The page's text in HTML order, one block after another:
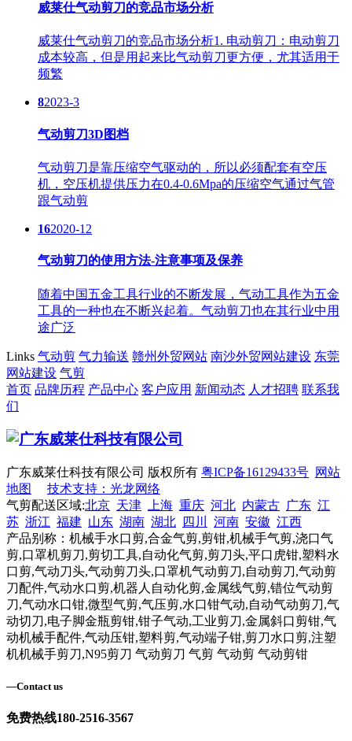
威莱仕气动剪刀的竞品市场分析
威莱仕气动剪刀的竞品市场分析1. 电动剪刀：电动剪刀
成本较高，但是用起来比气动剪刀更方便，尤其适用于
频繁
82023-3
气动剪刀3D图档
气动剪刀是靠压缩空气驱动的，所以必须配套有空压
机，空压机提供压力在0.4-0.6Mpa的压缩空气通过气管
跟气动剪
162020-12
气动剪刀的使用方法-注意事项及保养
随着中国五金工具行业的不断发展，气动工具作为五金
工具的一种也在不断兴起着。气动剪刀也在其行业中用
途广泛
Links 气动剪 气力输送 赣州外贸网站 南沙外贸网站建设 东莞
网站建设 气剪
首页 品牌历程 产品中心 客户应用 新闻动态 人才招聘 联系我
们
广东威莱仕科技有限公司 版权所有 粤ICP备16129433号 网站
地图
技术支持：光龙网络
气剪配送区域:北京 天津 上海 重庆 河北 内蒙古 广东 江
苏 浙江 福建 山东 湖南 湖北 四川 河南 安徽 江西
产品别称：机械手水口剪,合金气剪,剪钳,机械手气剪,浇口气
剪,口罩机剪刀,剪切工具,自动化气剪,剪刀头,平口虎钳,塑料水
口剪,气动刀头,气动剪刀头,口罩机气动剪刀,自动剪刀,气动剪
刀配件,气动水口剪,机器人自动化剪,金属线气剪,错位气动剪
刀,气动水口钳,微型气剪,气压剪,水口钳气动,自动气动剪刀,气
动切刀,电子脚金瓶剪钳,钳子气动,工业剪刀,金属斜口剪钳,气
动机械手配件,气动压钳,塑料剪,气动端子钳,剪刀水口剪,注塑
机机械手剪刀,N95剪刀 气动剪刀 气剪 气动剪 气动剪钳
—Contact us
免费热线180-2516-3567